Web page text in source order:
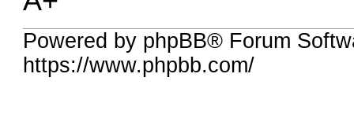
Powered by phpBB® Forum
https://www.phpbb.com/